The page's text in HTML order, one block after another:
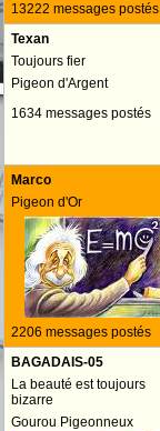
13222 messages postés
Texan
Toujours fier
Pigeon d'Argent
1634 messages postés
Marco
Pigeon d'Or
2206 messages postés
BAGADAIS-05
La beauté est toujours
bizarre
Gourou Pigeonneux